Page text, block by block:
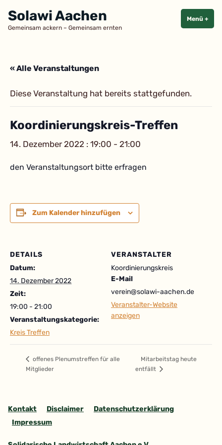
Inhalt
springen
Solawi Aachen
Gemeinsam ackern – Gemeinsam ernten
Menü +
« Alle Veranstaltungen
Diese Veranstaltung hat bereits stattgefunden.
Koordinierungskreis-Treffen
14. Dezember 2022 : 19:00 - 21:00
den Veranstaltungsort bitte erfragen
Zum Kalender hinzufügen
DETAILS
Datum:
14. Dezember 2022
Zeit:
19:00 - 21:00
Veranstaltungskategorie:
Kreis Treffen
VERANSTALTER
Koordinierungskreis
E-Mail
verein@solawi-aachen.de
Veranstalter-Website
anzeigen
offenes Plenumstreffen für alle
Mitglieder
Mitarbeitstag heute
entfällt
Kontakt Disclaimer
Datenschutzerklärung
Impressum